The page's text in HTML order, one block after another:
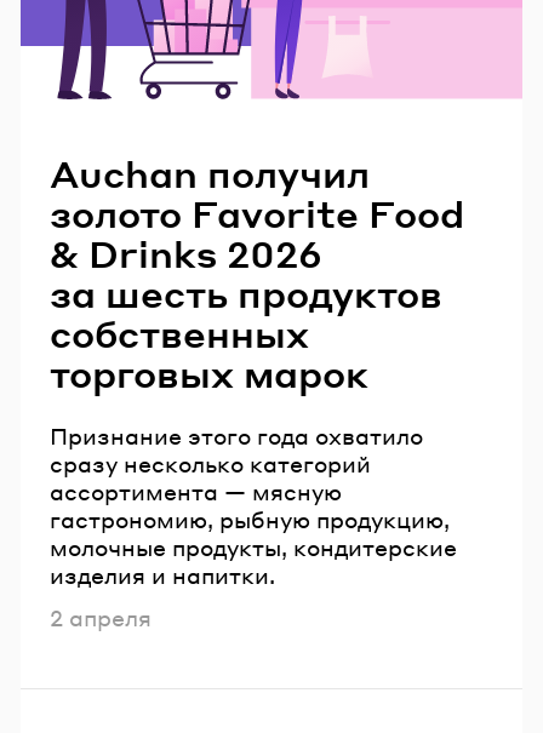
Auchan получил
золото Favorite Food
& Drinks 2026
за шесть продуктов
собственных
торговых марок
Признание этого года охватило
сразу несколько категорий
ассортимента — мясную
гастрономию, рыбную продукцию,
молочные продукты, кондитерские
изделия и напитки.
Опубликовано
2 апреля